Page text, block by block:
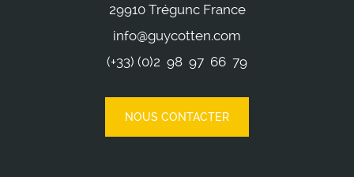
29910 Trégunc France
info@guycotten.com
(+33) (0)2 98 97 66 79
NOUS CONTACTER